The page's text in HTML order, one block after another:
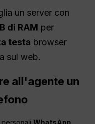
un server con
di RAM per
testa browser
sul web.
all'agente un